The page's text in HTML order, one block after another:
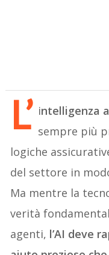
L’ intelligenza
sempre più
logiche
del settore in
Ma mentre la
verità
agenti, l’AI deve